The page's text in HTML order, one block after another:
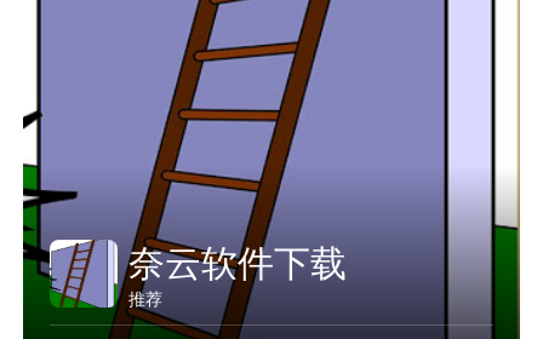
奈云软件下载
推荐